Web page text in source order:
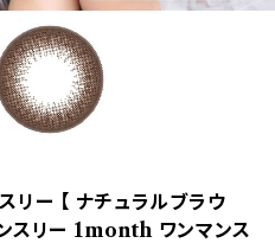
リー 【 ナチュラルブラウ
スリー 1month ワンマンス